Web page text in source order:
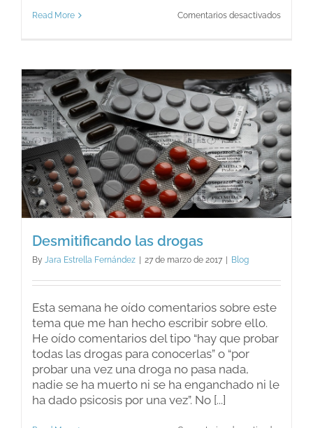
Read More Comentarios desactivadosen
Desmitificando las drogas
By Jara Estrella Fernández | 27 de marzo de 2017 | Blog
Esta semana he oído comentarios sobre este
tema que me han hecho escribir sobre ello.
He oído comentarios del tipo “hay que probar
todas las drogas para conocerlas” o “por
probar una vez una droga no pasa nada,
nadie se ha muerto ni se ha enganchado ni le
ha dado psicosis por una vez”. No [...]